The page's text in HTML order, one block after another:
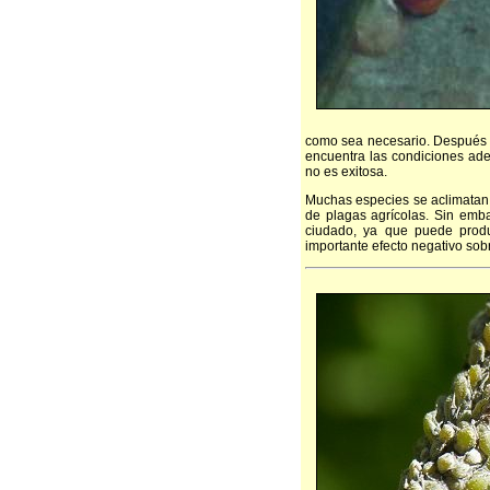
como sea necesario.
encuentra las condiciones
no es exitosa.
Muchas especies se
de plagas agrícolas. Sin
ciudado, ya que puede
importante efecto negativo